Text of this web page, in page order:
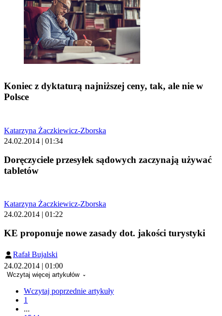
Koniec z dyktaturą najniższej ceny, tak, ale nie w
Polsce
Katarzyna Żaczkiewicz-Zborska
24.02.2014 | 01:34
Doręczyciele przesyłek sądowych zaczynają używać
tabletów
Katarzyna Żaczkiewicz-Zborska
24.02.2014 | 01:22
KE proponuje nowe zasady dot. jakości turystyki
Rafał Bujalski
24.02.2014 | 01:00
Wczytaj więcej artykułów
Wczytaj poprzednie artykuły
1
...